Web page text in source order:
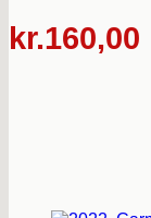
kr.160,00